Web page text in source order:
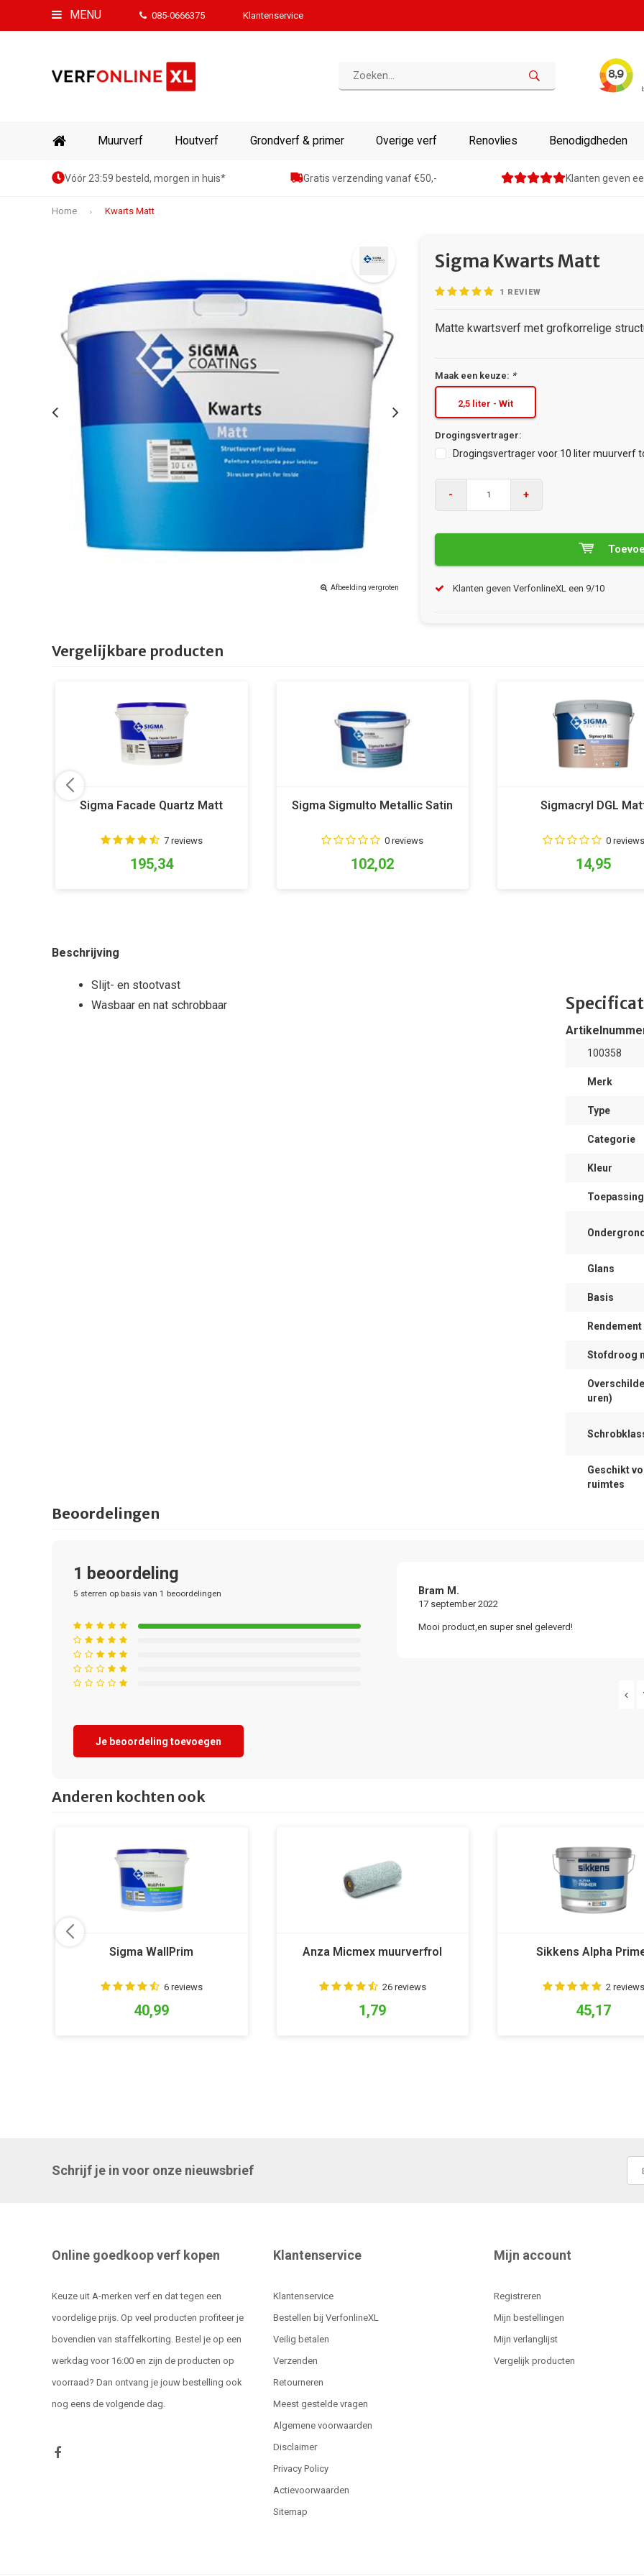
MENU 085-0666375 Klantenservice
Muurverf Houtverf Grondverf & primer Overige verf Renovlies Benodigdheden
Vóór 23:59 besteld, morgen in huis* Gratis verzending vanaf €50,- Klanten geven
Home Kwarts Matt
Afbeelding vergroten
Sigma Kwarts Matt
1 REVIEW
Matte kwartsverf met grofkorrelige
Maak een keuze: *
2,5 liter - Wit
Drogingsvertrager:
Drogingsvertrager voor 10 liter muurverf
- +
Klanten geven VerfonlineXL een 9/10
Vergelijkbare producten
Sigma Facade Quartz Matt
7 reviews
195,34
Sigma Sigmulto Metallic Satin
0 reviews
102,02
Sigmacryl DGL
0 reviews
14,95
Beschrijving
Slijt- en stootvast
Wasbaar en nat schrobbaar
100358
Merk
Type
Categorie
Kleur
Toepassing
Glans
Basis
Stofdroog
uren)
Geschikt
ruimtes
Beoordelingen
1 beoordeling
5 sterren op basis van 1 beoordelingen
Je beoordeling toevoegen
Bram M.
17 september 2022
Mooi product,en super snel geleverd!
Anderen kochten ook
Sigma WallPrim
6 reviews
40,99
Anza Micmex muurverfrol
26 reviews
1,79
Sikkens Alpha
2 reviews
45,17
Schrijf je in voor onze nieuwsbrief
Online goedkoop verf kopen
Keuze uit A-merken verf en dat tegen een
voordelige prijs. Op veel producten profiteer je
bovendien van staffelkorting. Bestel je op een
werkdag voor 16:00 en zijn de producten op
voorraad? Dan ontvang je jouw bestelling ook
nog eens de volgende dag.
Klantenservice
Klantenservice
Bestellen bij VerfonlineXL
Veilig betalen
Verzenden
Retourneren
Meest gestelde vragen
Algemene voorwaarden
Disclaimer
Privacy Policy
Actievoorwaarden
Sitemap
Mijn account
Registreren
Mijn bestellingen
Mijn verlanglijst
Vergelijk producten